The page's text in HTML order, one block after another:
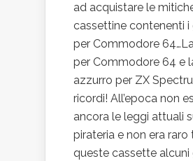
ad acquistare le
cassettine contenenti i
per Commodore
per Commodore 64 e
azzurro per ZX
ricordi! All’epoca non
ancora le leggi attuali
pirateria e non era raro
queste cassette alcuni